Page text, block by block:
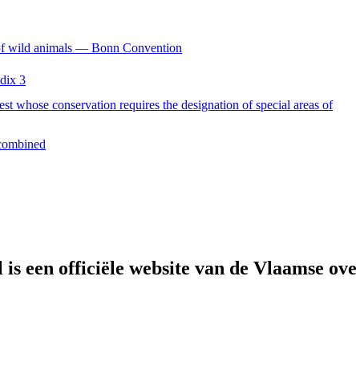
wild animals — Bonn Convention
3
whose conservation requires the designation of special areas of
een officiële website van de Vlaamse